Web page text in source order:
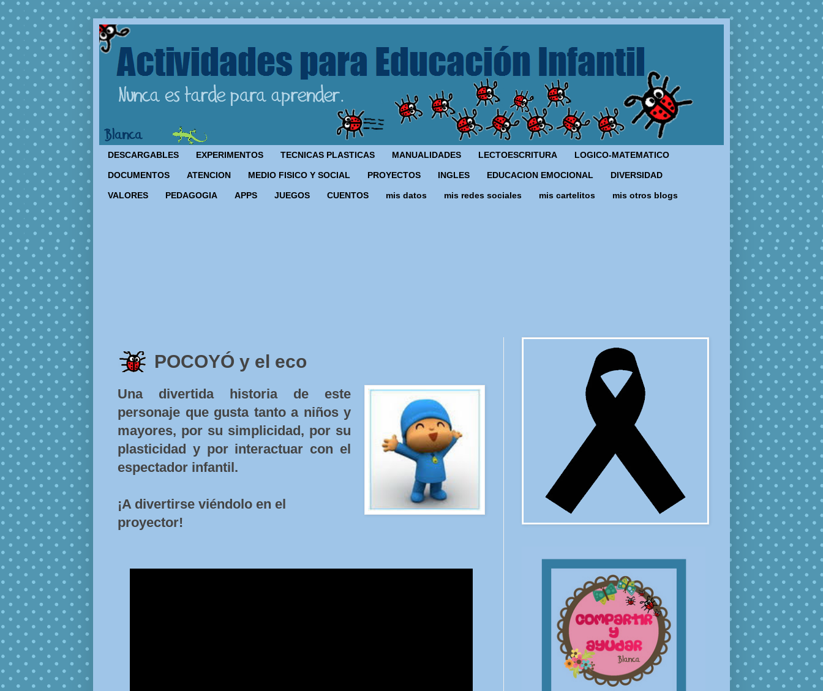
DESCARGABLES EXPERIMENTOS TECNICAS PLASTICAS MANUALIDADES LECTOESCRITURA LOGICO-MATEMATICO
DOCUMENTOS ATENCION MEDIO FISICO Y SOCIAL PROYECTOS INGLES EDUCACION EMOCIONAL DIVERSIDAD
VALORES PEDAGOGIA APPS JUEGOS CUENTOS mis datos mis redes sociales mis cartelitos mis otros blogs
POCOYÓ y el eco
Una divertida historia de este
personaje que gusta tanto a niños y
mayores, por su simplicidad, por su
plasticidad y por interactuar con el
espectador infantil.
¡A divertirse viéndolo en el
proyector!